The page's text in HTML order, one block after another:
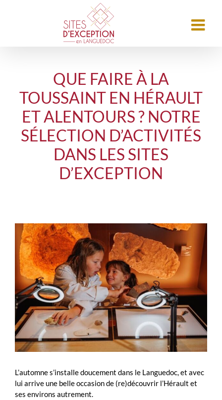
QUE FAIRE À LA
TOUSSAINT EN HÉRAULT
ET ALENTOURS ? NOTRE
SÉLECTION D’ACTIVITÉS
DANS LES SITES
D’EXCEPTION
Voir
l'image
agrandie
L’automne s’installe doucement dans le Languedoc, et avec
lui arrive une belle occasion de (re)découvrir l’Hérault et
ses environs autrement.